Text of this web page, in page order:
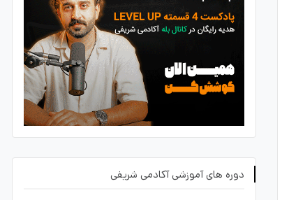
دوره های آموزشی آکادمی شریفی